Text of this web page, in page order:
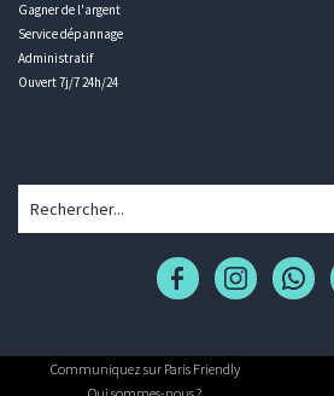
Gagner de l'argent
Service dépannage
Administratif
Ouvert 7j/7 24h/24
Communiquez sur Paris Friendly